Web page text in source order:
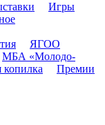
Игры
ЯГОО
МБА «Молодо-
копилка
Премии